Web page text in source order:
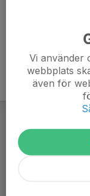
Vi använder
webbplats
även för